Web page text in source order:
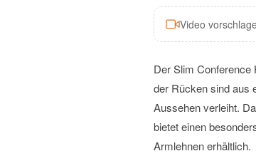
Video
Der Slim Conference
der Rücken sind aus
Aussehen verleiht.
bietet einen
Armlehnen erhältlich.